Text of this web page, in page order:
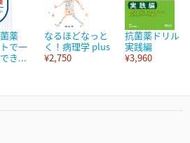
薬
で一
き...
なるほどなっと
く！病理学 plus
¥2,750
抗菌薬ドリル
実践編
¥3,960